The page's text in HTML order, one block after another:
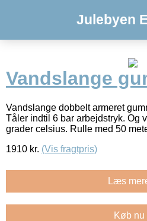
Julebyen
Vandslange
Vandslange dobbelt armeret
Tåler indtil 6 bar arbejdstryk. Og
grader celsius. Rulle med 50
1910 kr. (Vis fragtpris)
Læs
Køb nu